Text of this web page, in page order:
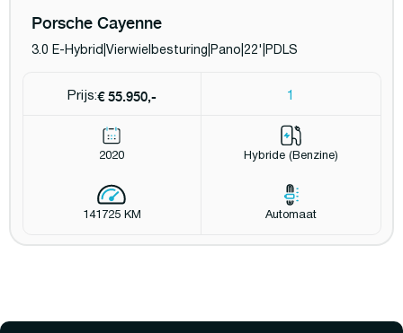
Porsche Cayenne
3.0 E-Hybrid|Vierwielbesturing|Pano|22'|PDLS
Prijs:€ 55.950,- 1
2020 Hybride (Benzine)
141725 KM Automaat